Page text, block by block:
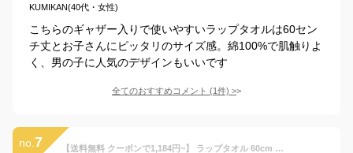
KUMIKAN(40代・女性)
こちらのギャザー入りで使いやすいラップタオルは60セン
チ丈とお子さんにピッタリのサイズ感。綿100%で肌触りよ
く、男の子に人気のデザインもいいです
全てのおすすめコメント (1件) >
no. 7 【送料無料 クーポンで1,184円~】 ラップタオル 60cm キッズ 吸水 速乾 マイクロファイバー 男の子 女の子 名前タグ付 無地 巻きタオル プールタオル ベビー ジュニア 子供用 着替え お風呂 水泳 プール スイミング スクール 海水浴 水遊び 吸水 120cm 幼稚園 小学校